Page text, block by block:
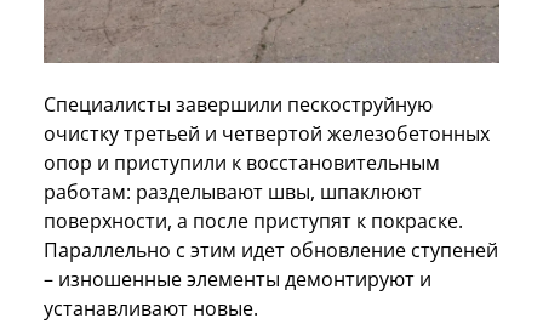
Специалисты завершили пескоструйную
очистку третьей и четвертой железобетонных
опор и приступили к восстановительным
работам: разделывают швы, шпаклюют
поверхности, а после приступят к покраске.
Параллельно с этим идет обновление ступеней
– изношенные элементы демонтируют и
устанавливают новые.